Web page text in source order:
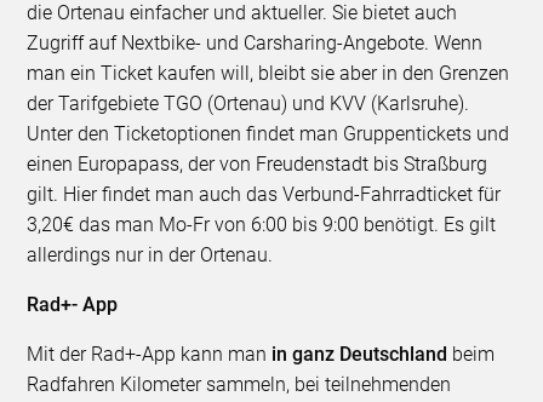
die Ortenau einfacher und aktueller. Sie bietet auch
Zugriff auf Nextbike- und Carsharing-Angebote. Wenn
man ein Ticket kaufen will, bleibt sie aber in den Grenzen
der Tarifgebiete TGO (Ortenau) und KVV (Karlsruhe).
Unter den Ticketoptionen findet man Gruppentickets und
einen Europapass, der von Freudenstadt bis Straßburg
gilt. Hier findet man auch das Verbund-Fahrradticket für
3,20€ das man Mo-Fr von 6:00 bis 9:00 benötigt. Es gilt
allerdings nur in der Ortenau.
Rad+- App
Mit der Rad+-App kann man in ganz Deutschland beim
Radfahren Kilometer sammeln, bei teilnehmenden